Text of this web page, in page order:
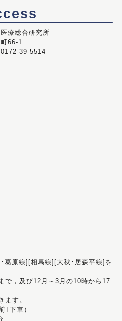
療総合研究所
66-1
39-5514
葛原線][相馬線][大秋･居森平線]を
で，及び12月～3月の10時から17
ます。
｣下車）